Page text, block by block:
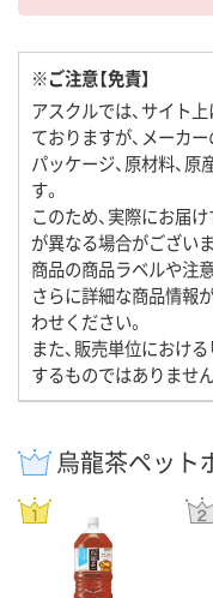
※ご注意【免責】
アスクルでは、サイト
ておりますが、メーカー
パッケージ、原材料、
す。
このため、実際にお届
が異なる場合がござい
商品の商品ラベルや注
さらに詳細な商品情報
わせください。
また、販売単位におけ
するものではありませ
烏龍茶ペット